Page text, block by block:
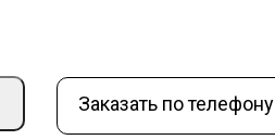
Заказать по телефону